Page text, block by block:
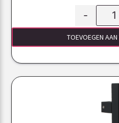
-
TOEVOEGEN